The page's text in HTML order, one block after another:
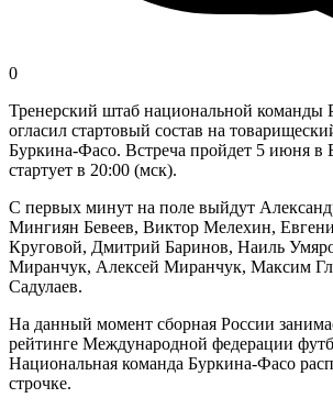
0
Тренерский штаб национальной команды
огласил стартовый состав на
Буркина-Фасо. Встреча пройдет 5 июня в
стартует в 20:00 (мск).
С первых минут на поле выйдут
Мингиян Бевеев, Виктор Мелехин,
Круговой, Дмитрий Баринов, Наиль
Миранчук, Алексей Миранчук, Максим
Садулаев.
На данный момент сборная России
рейтинге Международной федерации
Национальная команда Буркина-Фасо
строчке.